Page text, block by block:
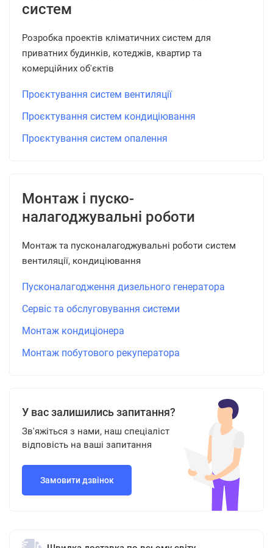
систем
Розробка проектів кліматичних систем для
приватних будинків, котеджів, квартир та
комерційних об'єктів
Проєктування систем вентиляції
Проєктування систем кондиціювання
Проєктування систем опалення
Монтаж і пуско-
налагоджувальні роботи
Монтаж та пусконалагоджувальні роботи систем
вентиляції, кондиціювання
Пусконалагодження дизельного генератора
Сервіс та обслуговування системи
Монтаж кондиціонера
Монтаж побутового рекуператора
У вас залишились запитання?
Зв'яжіться з нами, наш спеціаліст
відповість на ваші запитання
Замовити дзвінок